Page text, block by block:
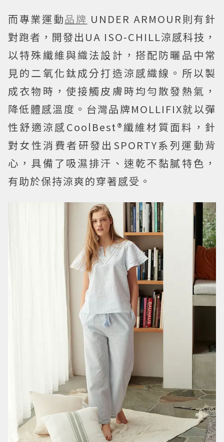
而專業運動品牌 UNDER ARMOUR則有針
對跑者，開發出UA ISO-CHILL涼感科技，
以特殊纖維與織法設計，搭配防曬品中常
見的二氧化鈦成分打造涼感織線。所以製
成衣物時，使接觸皮膚時均勻散發熱氣，
降低體感溫度。台灣品牌MOLLIFIX就以彈
性舒適涼感CoolBest®纖維材質面料，針
對女性消費者研發出SPORTY系列運動背
心，具備了吸濕排汗、速乾不黏膩特色，
有助於保持涼爽的穿著感受。